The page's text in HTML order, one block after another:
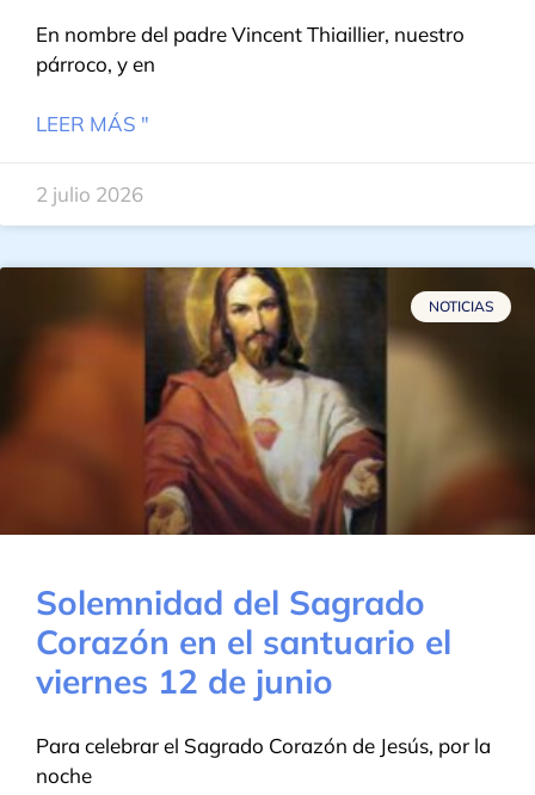
En nombre del padre Vincent Thiaillier, nuestro
párroco, y en
LEER MÁS "
2 julio 2026
NOTICIAS
Solemnidad del Sagrado
Corazón en el santuario el
viernes 12 de junio
Para celebrar el Sagrado Corazón de Jesús, por la
noche